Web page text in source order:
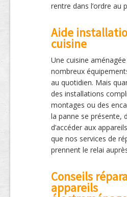
rentre dans l’ordre au
Aide
cuisine
Une cuisine
nombreux
au quotidien. Mais
des installations
montages ou des
la panne se présente,
d’accéder aux
que nos services de
prennent le relai
Conseils
appareils